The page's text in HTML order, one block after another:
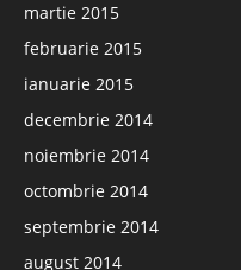
martie 2015
februarie 2015
ianuarie 2015
decembrie 2014
noiembrie 2014
octombrie 2014
septembrie 2014
august 2014